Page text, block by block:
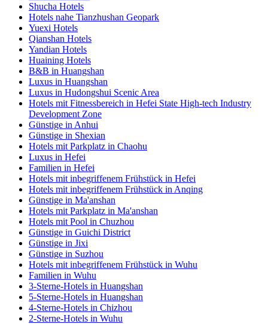
Shucha Hotels
Hotels nahe Tianzhushan Geopark
Yuexi Hotels
Qianshan Hotels
Yandian Hotels
Huaining Hotels
B&B in Huangshan
Luxus in Huangshan
Luxus in Hudongshui Scenic Area
Hotels mit Fitnessbereich in Hefei State High-tech Industry
Development Zone
Günstige in Anhui
Günstige in Shexian
Hotels mit Parkplatz in Chaohu
Luxus in Hefei
Familien in Hefei
Hotels mit inbegriffenem Frühstück in Hefei
Hotels mit inbegriffenem Frühstück in Anqing
Günstige in Ma'anshan
Hotels mit Parkplatz in Ma'anshan
Hotels mit Pool in Chuzhou
Günstige in Guichi District
Günstige in Jixi
Günstige in Suzhou
Hotels mit inbegriffenem Frühstück in Wuhu
Familien in Wuhu
3-Sterne-Hotels in Huangshan
5-Sterne-Hotels in Huangshan
4-Sterne-Hotels in Chizhou
2-Sterne-Hotels in Wuhu